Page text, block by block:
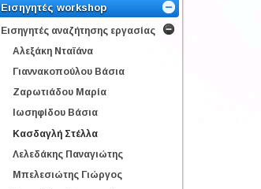
Εισηγητές workshop
Εισηγητές αναζήτησης εργασίας
Αλεξάκη Νταϊάνα
Γιαννακοπούλου Βάσια
Ζαρωτιάδου Μαρία
Ιωσηφίδου Βάσια
Κασδαγλή Στέλλα
Λελεδάκης Παναγιώτης
Μπελεσιώτης Γιώργος